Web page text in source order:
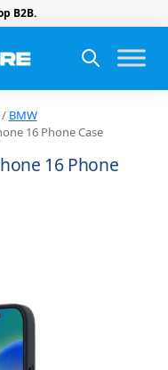
B2B.
BMW
16 Phone Case
16 Phone